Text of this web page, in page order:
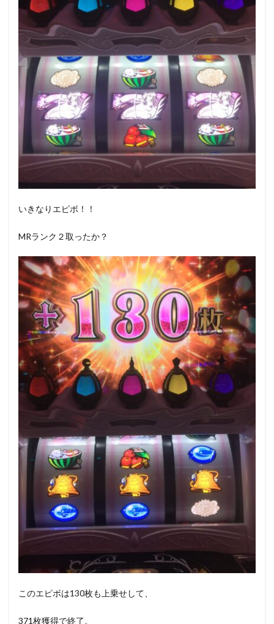
いきなりエピボ！！
MRランク２取ったか？
このエピボは130枚も上乗せして、
371枚獲得で終了。